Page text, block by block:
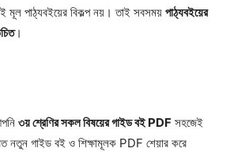
মূল পাঠ্যবইয়ের বিকল্প নয়। তাই সবসময় পাঠ্যবইয়ের
।
৩য় শ্রেণির সকল বিষয়ের গাইড বই PDF সহজেই
নতুন গাইড বই ও শিক্ষামূলক PDF শেয়ার করে